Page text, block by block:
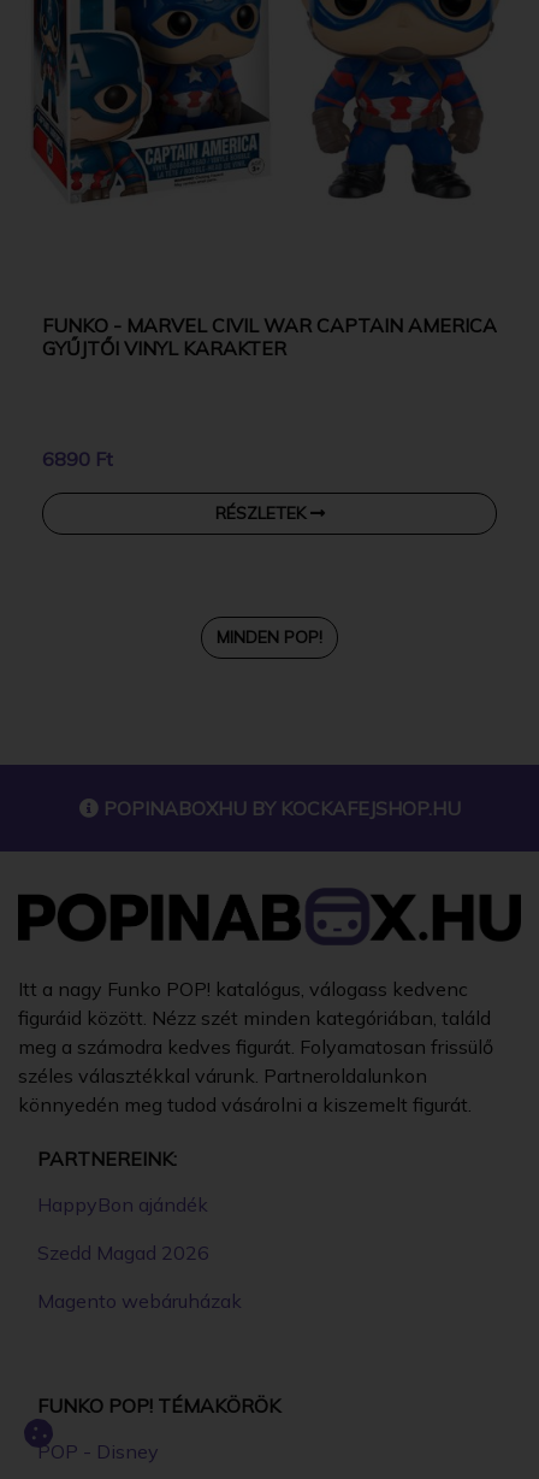
FUNKO - MARVEL CIVIL WAR CAPTAIN AMERICA
GYŰJTŐI VINYL KARAKTER
6890 Ft
RÉSZLETEK
MINDEN POP!
POPINABOXHU BY KOCKAFEJSHOP.HU
Itt a nagy Funko POP! katalógus, válogass kedvenc
figuráid között. Nézz szét minden kategóriában, találd
meg a számodra kedves figurát. Folyamatosan frissülő
széles választékkal várunk. Partneroldalunkon
könnyedén meg tudod vásárolni a kiszemelt figurát.
PARTNEREINK:
HappyBon ajándék
Szedd Magad 2026
Magento webáruházak
FUNKO POP! TÉMAKÖRÖK
POP - Disney